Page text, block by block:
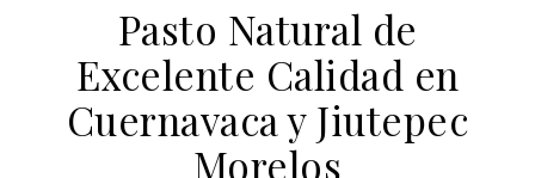
Pasto Natural de
Excelente Calidad en
Cuernavaca y Jiutepec
Morelos